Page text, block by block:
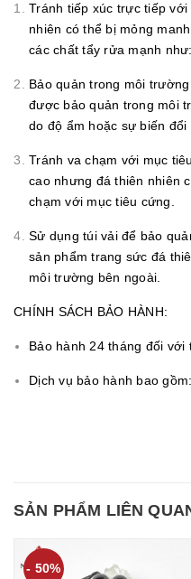
Tránh tiếp xúc trực tiếp
nhiên có thể bị mỏng
các chất tẩy rửa mạnh
Bảo quản trong môi
được bảo quản trong môi
do độ ẩm hoặc sự biến đổi
Tránh va chạm với mục
cao nhưng đá thiên nhiên
chạm với mục tiêu cứng.
Sử dụng túi vải để bảo
sản phẩm trang sức đá
môi trường bên ngoài.
CHÍNH SÁCH BẢO HÀNH:
Bảo hành 24 tháng đối với
Dịch vụ bảo hành bao
SẢN PHẨM LIÊN
- 50%